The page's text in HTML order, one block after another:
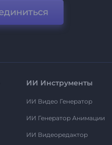
ИИ Инструменты
ИИ Видео Генератор
ИИ Генератор Анимации
ИИ Видеоредактор